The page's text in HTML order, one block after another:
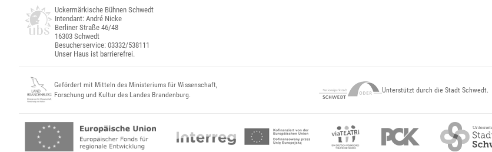
Uckermärkische Bühnen Schwedt
Intendant: André Nicke
Berliner Straße 46/48
16303 Schwedt
Besucherservice: 03332/538111
Unser Haus ist barrierefrei.
Gefördert mit Mitteln des Ministeriums für Wissenschaft,
Forschung und Kultur des Landes Brandenburg.
Unterstützt durch die Stadt Schwedt.